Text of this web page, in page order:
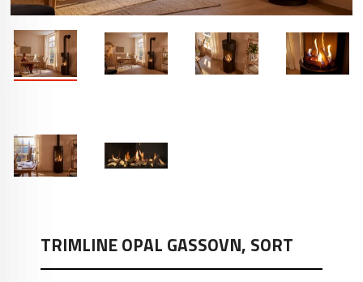
TRIMLINE OPAL GASSOVN, SORT